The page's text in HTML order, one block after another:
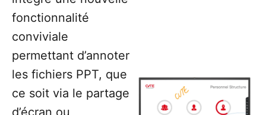
fonctionnalité
conviviale
permettant d’annoter
les fichiers PPT, que
ce soit via le partage
d’écran ou